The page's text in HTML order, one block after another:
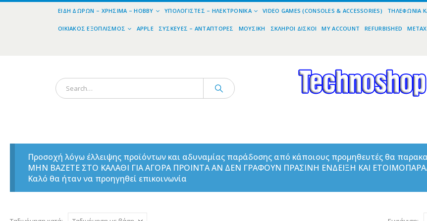
ΕΊΔΗ ΔΏΡΩΝ – ΧΡΉΣΙΜΑ – HOBBY ΥΠΟΛΟΓΙΣΤΈΣ – ΗΛΕΚΤΡΟΝΙΚΆ VIDEO GAMES (CONSOLES & ACCESSORIES) ΤΗΛΕΦΩΝΊΑ
ΟΙΚΙΑΚΌΣ ΕΞΟΠΛΙΣΜΌΣ APPLE ΣΥΣΚΕΥΈΣ – ΑΝΤΆΠΤΟΡΕΣ ΜΟΥΣΙΚΉ ΣΚΛΗΡΟΊ ΔΊΣΚΟΙ MY ACCOUNT REFURBISHED
Προσοχή λόγω έλλειψης προϊόντων και αδυναμίας παράδοσης από κάποιους προμηθευτές θα
ΜΗΝ ΒΑΖΕΤΕ ΣΤΟ ΚΑΛΑΘΙ ΓΙΑ ΑΓΟΡΑ ΠΡΟΙΝΤΑ ΑΝ ΔΕΝ ΓΡΑΦΟΥΝ ΠΡΑΣΙΝΗ ΕΝΔΕΙΞΗ ΚΑΙ
Καλό θα ήταν να προηγηθεί επικοινωνία